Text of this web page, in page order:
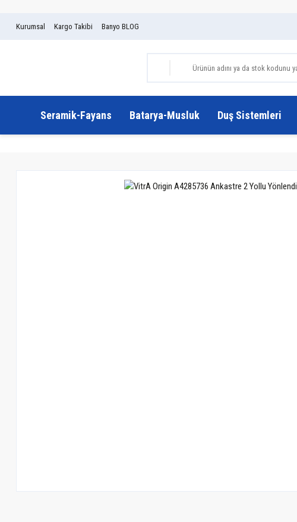
Kurumsal Kargo Takibi Banyo BLOG
Seramik-Fayans Batarya-Musluk Duş Sistemleri